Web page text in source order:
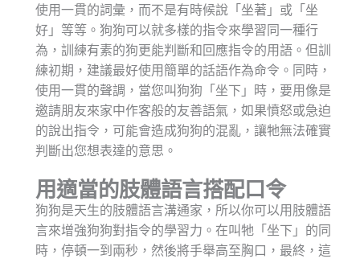
使用一貫的詞彙，而不是有時候說「坐著」或「坐
好」等等。狗狗可以就多樣的指令來學習同一種行
為，訓練有素的狗更能判斷和回應指令的用語。但訓
練初期，建議最好使用簡單的話語作為命令。同時，
使用一貫的聲調，當您叫狗狗「坐下」時，要用像是
邀請朋友來家中作客般的友善語氣，如果憤怒或急迫
的說出指令，可能會造成狗狗的混亂，讓牠無法確實
判斷出您想表達的意思。
用適當的肢體語言搭配口令
狗狗是天生的肢體語言溝通家，所以你可以用肢體語
言來增強狗狗對指令的學習力。在叫牠「坐下」的同
時，停頓一到兩秒，然後將手舉高至胸口，最終，這